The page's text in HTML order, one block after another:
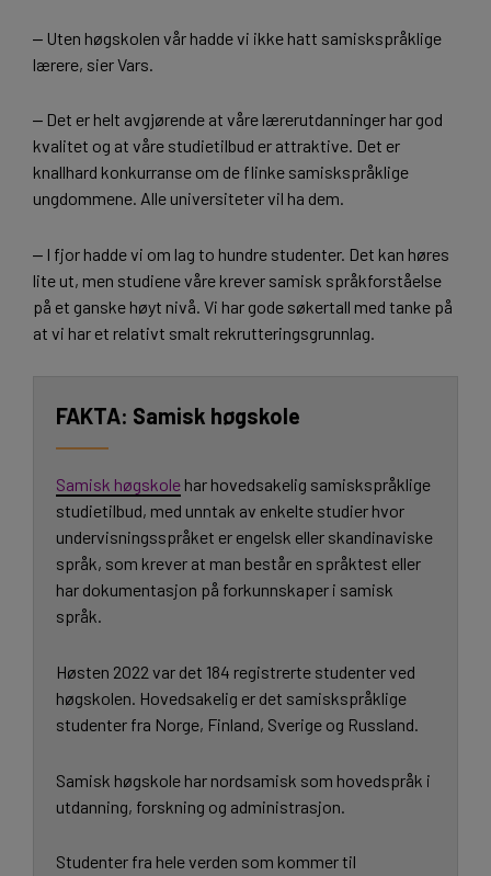
‒ Uten høgskolen vår hadde vi ikke hatt samiskspråklige
lærere, sier Vars.
‒ Det er helt avgjørende at våre lærerutdanninger har god
kvalitet og at våre studietilbud er attraktive. Det er
knallhard konkurranse om de flinke samiskspråklige
ungdommene. Alle universiteter vil ha dem.
‒ I fjor hadde vi om lag to hundre studenter. Det kan høres
lite ut, men studiene våre krever samisk språkforståelse
på et ganske høyt nivå. Vi har gode søkertall med tanke på
at vi har et relativt smalt rekrutteringsgrunnlag.
Samisk høgskole
Samisk høgskole har hovedsakelig samiskspråklige
studietilbud, med unntak av enkelte studier hvor
undervisningsspråket er engelsk eller skandinaviske
språk, som krever at man består en språktest eller
har dokumentasjon på forkunnskaper i samisk
språk.
Høsten 2022 var det 184 registrerte studenter ved
høgskolen. Hovedsakelig er det samiskspråklige
studenter fra Norge, Finland, Sverige og Russland.
Samisk høgskole har nordsamisk som hovedspråk i
utdanning, forskning og administrasjon.
Studenter fra hele verden som kommer til